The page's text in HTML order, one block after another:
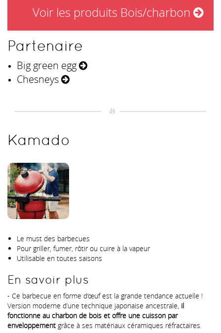
Voir les produits Bois/charbon
Partenaire
Big green egg
Chesneys
Kamado
Le must des barbecues
Pour griller, fumer, rôtir ou cuire à la vapeur
Utilisable en toutes saisons
En savoir plus
- Ce barbecue en forme d’œuf est la grande tendance actuelle !
Version moderne d’une technique japonaise ancestrale, il
fonctionne au charbon de bois et offre une cuisson par
enveloppement grâce à ses matériaux céramiques réfractaires.